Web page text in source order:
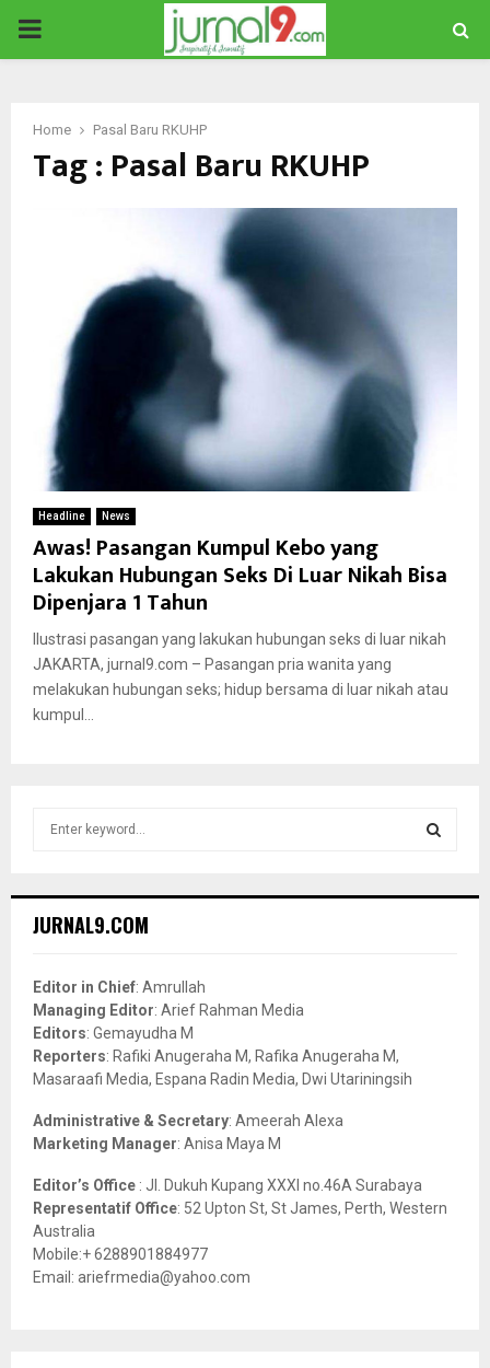
PRIMARY
Home Pasal Baru RKUHP
Tag : Pasal Baru RKUHP
Headline News
Awas! Pasangan Kumpul Kebo yang
Lakukan Hubungan Seks Di Luar Nikah Bisa
Dipenjara 1 Tahun
Ilustrasi pasangan yang lakukan hubungan seks di luar nikah
JAKARTA, jurnal9.com – Pasangan pria wanita yang
melakukan hubungan seks; hidup bersama di luar nikah atau
kumpul...
h
o
r
:
JURNAL9.COM
Editor in Chief: Amrullah
Managing Editor: Arief Rahman Media
Editors: Gemayudha M
Reporters: Rafiki Anugeraha M, Rafika Anugeraha M,
Masaraafi Media, Espana Radin Media, Dwi Utariningsih
Administrative & Secretary: Ameerah Alexa
Marketing Manager: Anisa Maya M
Editor’s Office : Jl. Dukuh Kupang XXXI no.46A Surabaya
Representatif Office: 52 Upton St, St James, Perth, Western
Australia
Mobile:+ 6288901884977
Email: ariefrmedia@yahoo.com